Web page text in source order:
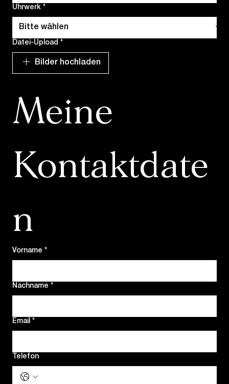
Uhrwerk *
Datei-Upload *
Bilder hochladen
Meine
Kontaktdate
n
Vorname *
Nachname *
Email *
Telefon